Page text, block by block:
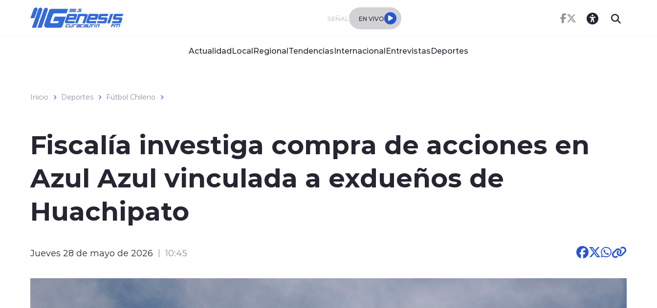
SEÑAL EN VIVO
ActualidadLocalRegionalTendenciasInternacionalEntrevistasDeportes
Inicio Deportes Fútbol Chileno
Fiscalía investiga compra de acciones en
Azul Azul vinculada a exdueños de
Huachipato
Jueves 28 de mayo de 2026 10:45